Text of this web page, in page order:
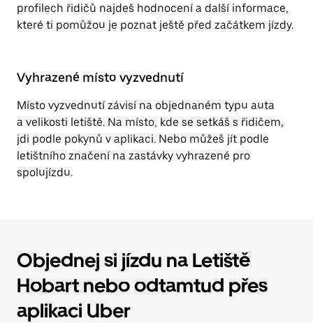
profilech řidičů najdeš hodnocení a další informace,
které ti pomůžou je poznat ještě před začátkem jízdy.
Vyhrazené místo vyzvednutí
Místo vyzvednutí závisí na objednaném typu auta
a velikosti letiště. Na místo, kde se setkáš s řidičem,
jdi podle pokynů v aplikaci. Nebo můžeš jít podle
letištního značení na zastávky vyhrazené pro
spolujízdu.
Objednej si jízdu na Letiště
Hobart nebo odtamtud přes
aplikaci Uber